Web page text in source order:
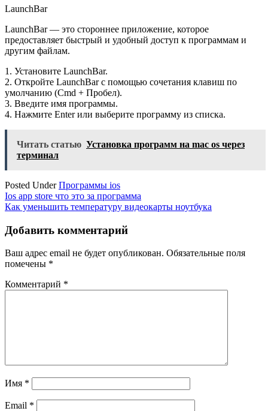
LaunchBar
LaunchBar — это стороннее приложение, которое
предоставляет быстрый и удобный доступ к программам и
другим файлам.
1. Установите LaunchBar.
2. Откройте LaunchBar с помощью сочетания клавиш по
умолчанию (Cmd + Пробел).
3. Введите имя программы.
4. Нажмите Enter или выберите программу из списка.
Читать статью Установка программ на mac os через
терминал
Posted UnderПрограммы ios
Навигация
по
записям
Ios app store что это за программа
Как уменьшить температуру видеокарты ноутбука
Добавить комментарий
Ваш адрес email не будет опубликован. Обязательные поля
помечены *
Комментарий *
Имя *
Email *